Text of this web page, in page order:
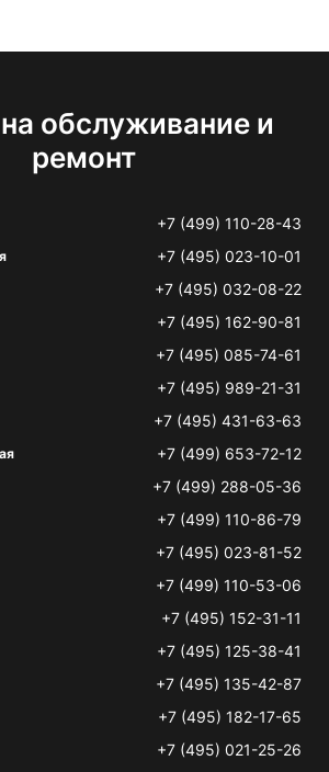
обслуживание и
ремонт
+7 (499) 110-28-43
+7 (495) 023-10-01
+7 (495) 032-08-22
+7 (495) 162-90-81
+7 (495) 085-74-61
+7 (495) 989-21-31
+7 (495) 431-63-63
+7 (499) 653-72-12
+7 (499) 288-05-36
+7 (499) 110-86-79
+7 (495) 023-81-52
+7 (499) 110-53-06
+7 (495) 152-31-11
+7 (495) 125-38-41
+7 (495) 135-42-87
+7 (495) 182-17-65
+7 (495) 021-25-26